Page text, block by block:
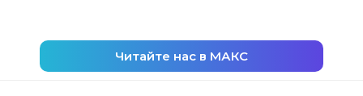
Читайте нас в МАКС